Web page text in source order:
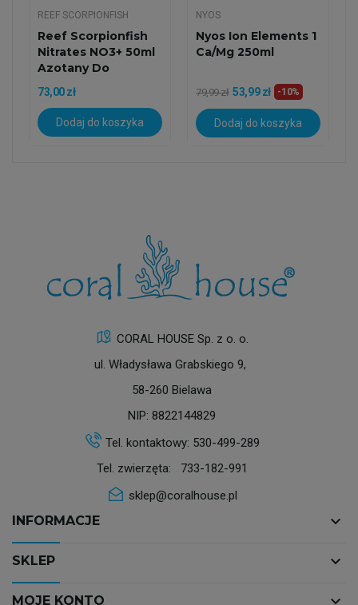
REEF SCORPIONFISH
Reef Scorpionfish
Nitrates NO3+ 50ml
Azotany Do
Akwarium...
73,00 zł
Dodaj do koszyka
NYOS
Nyos Ion Elements 1
Ca/Mg 250ml
79,99 zł 53,99 zł -10%
Dodaj do koszyka
CORAL HOUSE Sp. z o. o.
ul. Władysława Grabskiego 9,
58-260 Bielawa
NIP: 8822144829
Tel. kontaktowy: 530-499-289
Tel. zwierzęta: 733-182-991
sklep@coralhouse.pl
INFORMACJE keyboard_arrow_down
SKLEP keyboard_arrow_down
MOJE KONTO